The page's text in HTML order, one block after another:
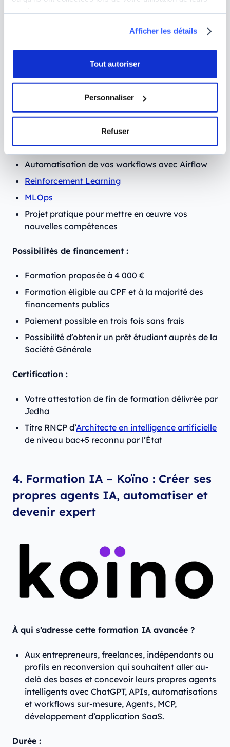
Afficher les détails
Tout autoriser
Personnaliser
Refuser
Data Governance
Déploiement de vos applications grâce à Docker
Distributed Machine Learning & Deep Learning
Architecture des bases de données
Data Pipelines
Automatisation de vos workflows avec Airflow
Reinforcement Learning
MLOps
Projet pratique pour mettre en œuvre vos
nouvelles compétences
Possibilités de financement :
Formation proposée à 4 000 €
Formation éligible au CPF et à la majorité des
financements publics
Paiement possible en trois fois sans frais
Possibilité d’obtenir un prêt étudiant auprès de la
Société Générale
Certification :
Votre attestation de fin de formation délivrée par
Jedha
Titre RNCP d’Architecte en intelligence artificielle
de niveau bac+5 reconnu par l’État
4. Formation IA – Koïno : Créer ses
propres agents IA, automatiser et
devenir expert
À qui s’adresse cette formation IA avancée ?
Aux entrepreneurs, freelances, indépendants ou
profils en reconversion qui souhaitent aller au-
delà des bases et concevoir leurs propres agents
intelligents avec ChatGPT, APIs, automatisations
et workflows sur-mesure, Agents, MCP,
développement d’application SaaS.
Durée :